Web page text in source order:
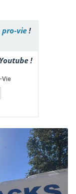
pro-vie !
!